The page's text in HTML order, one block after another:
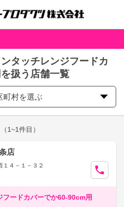
タッチレンジフードカ
扱う店舗一覧
町村を選ぶ
（1~1件目）
店
１４－１－３２
フードカバーでか60-90cm用